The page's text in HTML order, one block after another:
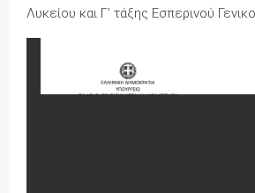
Λυκείου και Γ’ τάξης Εσπερινού